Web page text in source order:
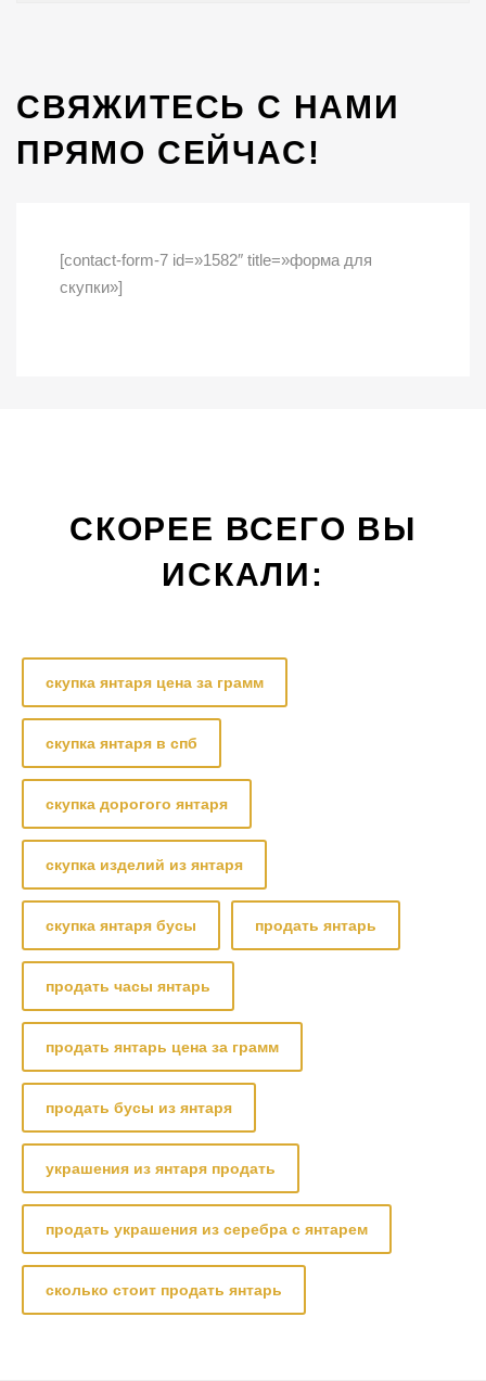
СВЯЖИТЕСЬ С НАМИ
ПРЯМО СЕЙЧАС!
[contact-form-7 id=»1582″ title=»форма для
скупки»]
СКОРЕЕ ВСЕГО ВЫ
ИСКАЛИ:
скупка янтаря цена за грамм
скупка янтаря в спб
скупка дорогого янтаря
скупка изделий из янтаря
скупка янтаря бусы продать янтарь
продать часы янтарь
продать янтарь цена за грамм
продать бусы из янтаря
украшения из янтаря продать
продать украшения из серебра с янтарем
сколько стоит продать янтарь